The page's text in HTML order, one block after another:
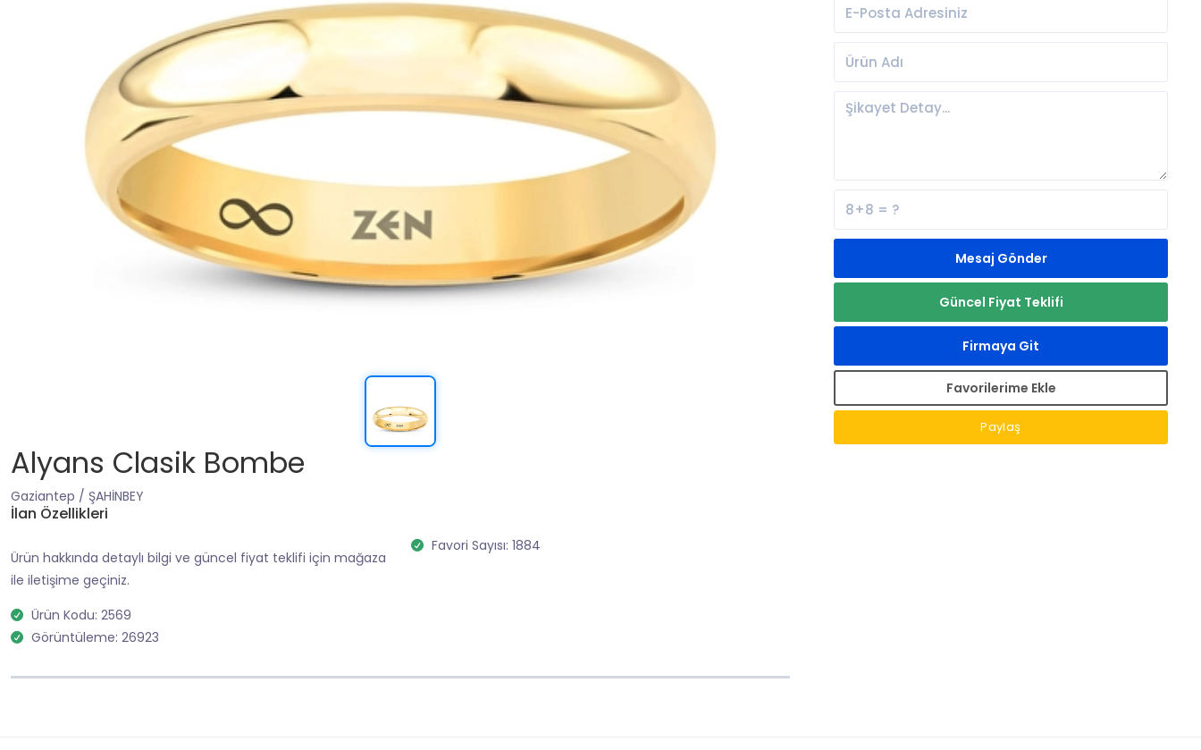
Alyans Clasik Bombe
Gaziantep / ŞAHİNBEY
İlan Özellikleri
Ürün hakkında detaylı bilgi ve güncel fiyat teklifi için mağaza
ile iletişime geçiniz.
Ürün Kodu: 2569
Görüntüleme: 26923
Favori Sayısı: 1884
Mesaj Gönder
Güncel Fiyat Teklifi
Firmaya Git
Favorilerime Ekle
Paylaş